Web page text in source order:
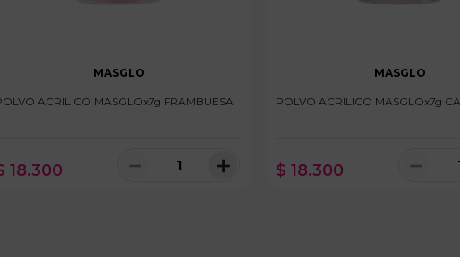
MASGLO
ACRILICO MASGLOx7g FRAMBUESA
18.300 ＋
－
MASGLO
POLVO ACRILICO MASGLOx7g
$ 18.300 －